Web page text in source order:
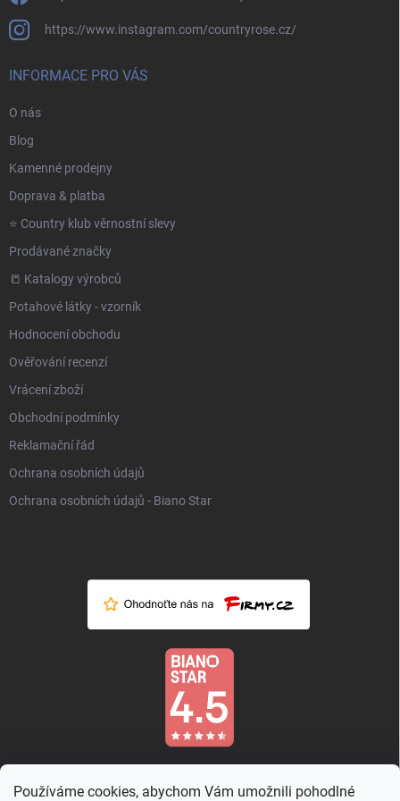
Používáme cookies, abychom Vám umožnili pohodlné
https://www.instagram.com/countryrose.cz/
INFORMACE PRO VÁS
O nás
Blog
Kamenné prodejny
Doprava & platba
⭐️ Country klub věrnostní slevy
Prodávané značky
📒 Katalogy výrobců
Potahové látky - vzorník
Hodnocení obchodu
Ověřování recenzí
Vrácení zboží
Obchodní podmínky
Reklamační řád
Ochrana osobních údajů
Ochrana osobních údajů - Biano Star